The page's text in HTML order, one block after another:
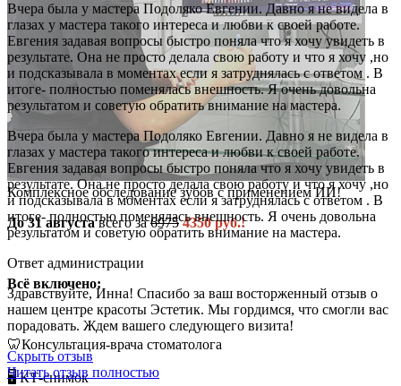
Комплексное обследование зубов с применением ИИ!
До 31 августавсего за6975 4350 руб.!
Всё включено:
🦷Консультация-врача стоматолога
🖥️ КТ-снимок
Вчера была у мастера Подоляко Евгении. Давно я не видела в
глазах у мастера такого интереса и любви к своей работе.
Евгения задавая вопросы быстро поняла что я хочу увидеть в
результате. Она не просто делала свою работу и что я хочу ,но
и подсказывала в моментах если я затруднялась с ответом . В
итоге- полностью поменялась внешность. Я очень довольна
результатом и советую обратить внимание на мастера.
Вчера была у мастера Подоляко Евгении. Давно я не видела в
глазах у мастера такого интереса и любви к своей работе.
Евгения задавая вопросы быстро поняла что я хочу увидеть в
результате. Она не просто делала свою работу и что я хочу ,но
и подсказывала в моментах если я затруднялась с ответом . В
итоге- полностью поменялась внешность. Я очень довольна
результатом и советую обратить внимание на мастера.
Ответ администрации
Здравствуйте, Инна! Спасибо за ваш восторженный отзыв о
нашем центре красоты Эстетик. Мы гордимся, что смогли вас
порадовать. Ждем вашего следующего визита!
Скрыть отзыв
Читать отзыв полностью